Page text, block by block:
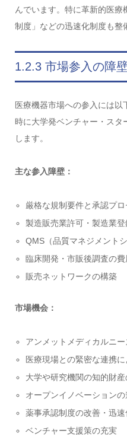
んでいます。特に革新的医療
制度」などの迅速化制度も整
1.2.3 市場参入の障
医療機器市場への参入には以
時に大学発ベンチャー・ス
します。
主な参入障壁：
厳格な規制要件と承認プロ
製造販売業許可・製造業
QMS（品質マネジメント
臨床開発・市販後調査の費
販売ネットワークの構築
市場機会：
アンメットメディカルニ
医療現場との緊密な連携
大学や研究機関の知的財産
オープンイノベーションの
薬事承認制度の改善・迅速
ベンチャー支援策の充実